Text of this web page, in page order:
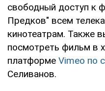
свободный доступ к
Предков" всем
кинотеатрам. Также
посмотреть фильм в
платформе Vimeo по
Селиванов.